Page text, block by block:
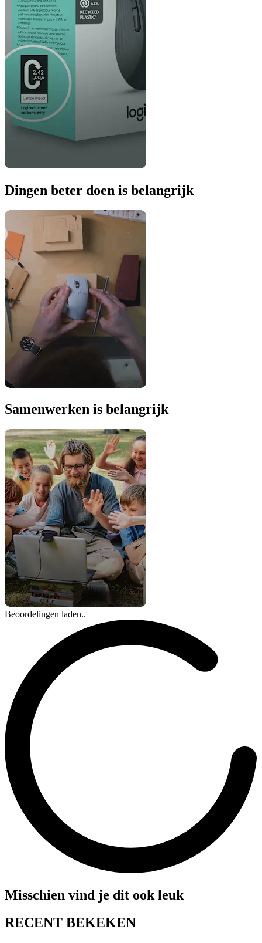
Dingen beter doen is belangrijk
Samenwerken is belangrijk
Beoordelingen laden..
Misschien vind je dit ook leuk
RECENT BEKEKEN